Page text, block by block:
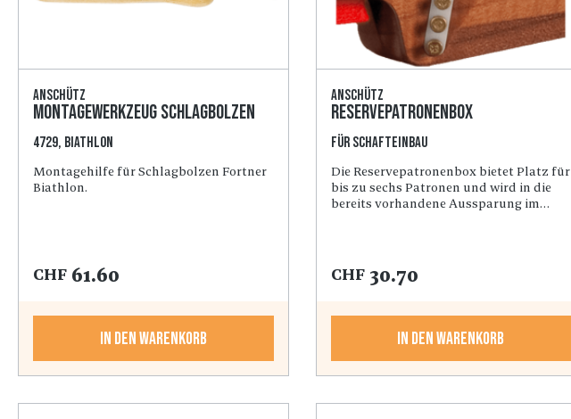
Anschütz
Montagewerkzeug Schlagbolzen
4729, Biathlon
Montagehilfe für Schlagbolzen Fortner
Biathlon.
CHF 61.60
In den Warenkorb
Anschütz
Reservepatronenbox
für Schafteinbau
Die Reservepatronenbox bietet Platz für
bis zu sechs Patronen und wird in die
bereits vorhandene Aussparung im
CHF30.70
In den Warenkorb